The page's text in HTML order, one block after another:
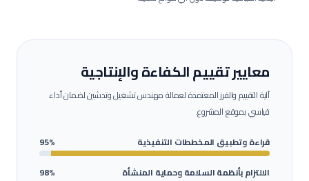
معايير تقييم الكفاءة والإنتاجية
آلية التقييم والفرز المعتمدة لعمالةمهندس تشغيل وتدشينلضمان أداء
قياسي بموقع المشروع.
قراءة وتطبيق المخططات التنفيذية
95%
الالتزام بأنظمة السلامة وحماية المنشأة
98%